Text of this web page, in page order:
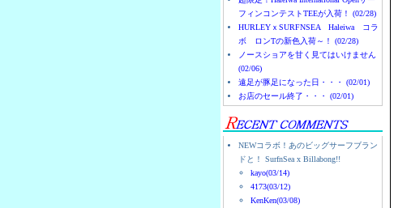
フィンコンテストTEEが入荷！ (02/28)
HURLEYｘSURFNSEA Haleiwa コラ
ボ ロンTの新色入荷～！ (02/28)
ノースショアを甘く見てはいけません
(02/06)
遠足が豚足になった日・・・ (02/01)
お店のセール終了・・・ (02/01)
NEWコラボ！あのビッグサーフブラン
ドと！ SurfnSea x Billabong!!
kayo(03/14)
4173(03/12)
KenKen(03/08)